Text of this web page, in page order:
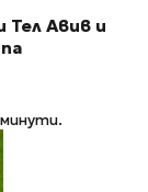
Тел Авив и